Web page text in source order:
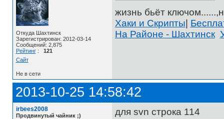
Откуда Шахтинск
Зарегистрирован: 2012-03-14
Сообщений: 2,875
Рейтинг: 121
Сайт
жизнь бьёт
Хаки и Скрипты|
На Районе - Шахтинск
Не в сети
2013-10-25 14:58:42
irbees2008
Продвинутый чайник ;)
для svn строка 114